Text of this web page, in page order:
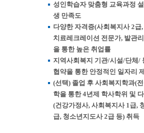
성인학습자 맞춤형 교육과정
생 만족도
다양한 자격증(사회복지사 2급
치료레크레이션 전문가, 발관
을 통한 높은 취업률
지역사회복지 기관/시설/단체/
협약을 통한 안정적인 일자리
(선택) 졸업 후 사회복지학과(
학을 통한 4년제 학사학위 및
(건강가정사, 사회복지사 1급,
급, 청소년지도사 2급 등) 취득